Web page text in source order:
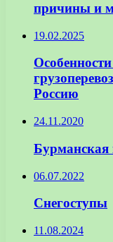
причины и
19.02.2025
Россию
24.11.2020
06.07.2022
Снегоступы
11.08.2024